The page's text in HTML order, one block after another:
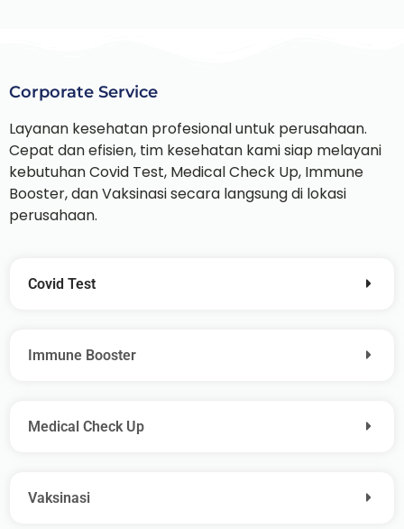
Corporate Service
Layanan kesehatan profesional untuk perusahaan.
Cepat dan efisien, tim kesehatan kami siap melayani
kebutuhan Covid Test, Medical Check Up, Immune
Booster, dan Vaksinasi secara langsung di lokasi
perusahaan.
Covid Test
Immune Booster
Medical Check Up
Vaksinasi